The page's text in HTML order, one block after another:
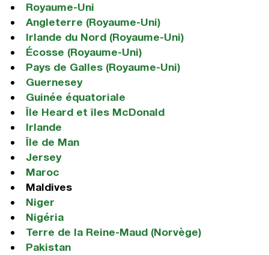
Royaume-Uni
Angleterre (Royaume-Uni)
Irlande du Nord (Royaume-Uni)
Écosse (Royaume-Uni)
Pays de Galles (Royaume-Uni)
Guernesey
Guinée équatoriale
Île Heard et îles McDonald
Irlande
Île de Man
Jersey
Maroc
Maldives
Niger
Nigéria
Terre de la Reine-Maud (Norvège)
Pakistan